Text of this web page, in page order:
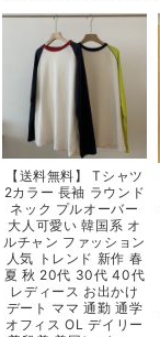
【送料無料】 Tシャツ
2カラー 長袖 ラウンド
ネック プルオーバー
大人可愛い 韓国系 オ
ルチャン ファッション
人気 トレンド 新作 春
夏 秋 20代 30代 40代
レディース お出かけ
デート ママ 通勤 通学
オフィス OL デイリー